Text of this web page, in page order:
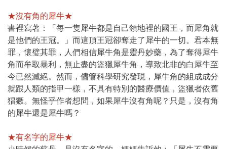
★沒有角的犀牛★
書裡寫著：「每一隻犀牛都是自己領地裡的國王，而犀角就
是他們的王冠。」而這頂王冠卻奪走了犀牛的一切。君本無
罪，懷璧其罪，人們相信犀牛角是靈丹妙藥，為了奪得犀牛
角而牟取暴利，無止盡的盜獵犀牛角，導致北非的白犀牛至
今已然滅絕。然而，儘管科學研究發現，犀牛角的組成成分
就跟人類的指甲一樣，不具有特別的醫療價值，盜獵者依舊
猖獗。無怪乎作者想問，如果犀牛沒有角呢？只是，沒有角
的犀牛還是犀牛嗎？
★有名字的犀牛★